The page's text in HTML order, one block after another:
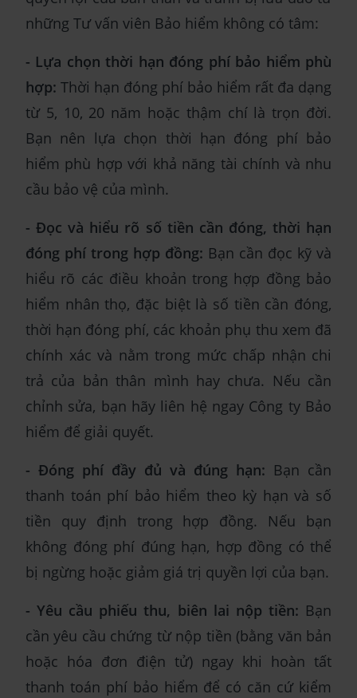
những Tư vấn viên Bảo hiểm không có tâm:
- Lựa chọn thời hạn đóng phí bảo hiểm phù
hợp: Thời hạn đóng phí bảo hiểm rất đa dạng
từ 5, 10, 20 năm hoặc thậm chí là trọn đời.
Bạn nên lựa chọn thời hạn đóng phí bảo
hiểm phù hợp với khả năng tài chính và nhu
cầu bảo vệ của mình.
- Đọc và hiểu rõ số tiền cần đóng, thời hạn
đóng phí trong hợp đồng: Bạn cần đọc kỹ và
hiểu rõ các điều khoản trong hợp đồng bảo
hiểm nhân thọ, đặc biệt là số tiền cần đóng,
thời hạn đóng phí, các khoản phụ thu xem đã
chính xác và nằm trong mức chấp nhận chi
trả của bản thân mình hay chưa. Nếu cần
chỉnh sửa, bạn hãy liên hệ ngay Công ty Bảo
hiểm để giải quyết.
- Đóng phí đầy đủ và đúng hạn: Bạn cần
thanh toán phí bảo hiểm theo kỳ hạn và số
tiền quy định trong hợp đồng. Nếu bạn
không đóng phí đúng hạn, hợp đồng có thể
bị ngừng hoặc giảm giá trị quyền lợi của bạn.
- Yêu cầu phiếu thu, biên lai nộp tiền: Bạn
cần yêu cầu chứng từ nộp tiền (bằng văn bản
hoặc hóa đơn điện tử) ngay khi hoàn tất
thanh toán phí bảo hiểm để có căn cứ kiểm